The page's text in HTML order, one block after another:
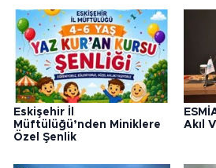
Eskişehir İl
Müftülüğü’nden Miniklere
Özel Şenlik
Akıl